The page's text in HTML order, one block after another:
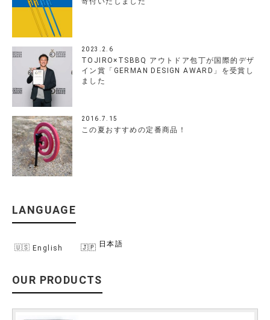
2023.2.6
TOJIRO×TSBBQ アウトドア包丁が国際的デザ
イン賞「GERMAN DESIGN AWARD」を受賞し
ました
2016.7.15
この夏おすすめの定番商品！
LANGUAGE
English
日本語
OUR PRODUCTS